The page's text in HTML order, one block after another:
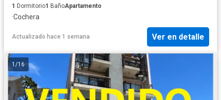
1 Dormitorio1 BañoApartamento
·Cochera
Actualizado hace 1 semana Ver en detalle
1 /16